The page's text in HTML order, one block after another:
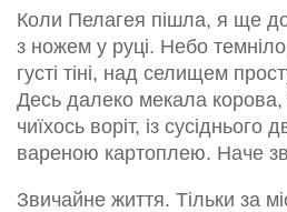
Коли Пелагея пішла, я ще
з ножем у руці. Небо
густі тіні, над селищем
Десь далеко мекала корова,
чиїхось воріт, із
вареною картоплею. Наче
Звичайне життя. Тільки за